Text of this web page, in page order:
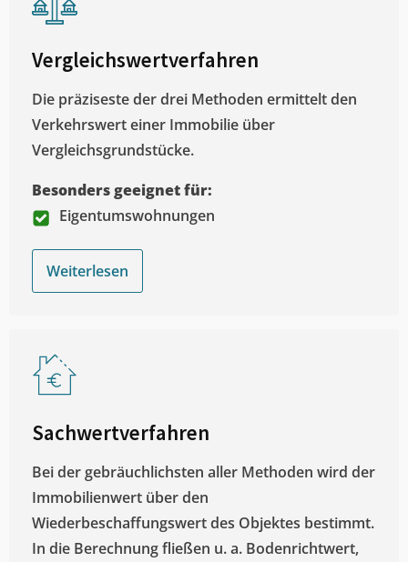
Vergleichswertverfahren
Die präziseste der drei Methoden ermittelt den
Verkehrswert einer Immobilie über
Vergleichsgrundstücke.
Besonders geeignet für:
Eigentumswohnungen
Weiterlesen
Sachwertverfahren
Bei der gebräuchlichsten aller Methoden wird der
Immobilienwert über den
Wiederbeschaffungswert des Objektes bestimmt.
In die Berechnung fließen u. a. Bodenrichtwert,